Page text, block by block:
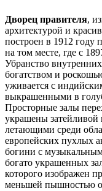
Дворец правителя,
архитектурой и
построен в 1912 году
на том месте, где с
Убранство
богатством и
уживается с
выкрашенными в
Просторные залы
украшены затейливой
летающими среди
европейских пухлых
богини с
богато украшенных
которого изображен
меньшей пышностью